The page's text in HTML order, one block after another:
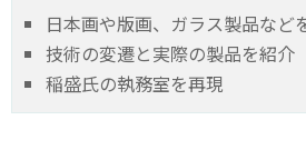
日本画や版画、ガラス製品など
技術の変遷と実際の製品を紹介
稲盛氏の執務室を再現